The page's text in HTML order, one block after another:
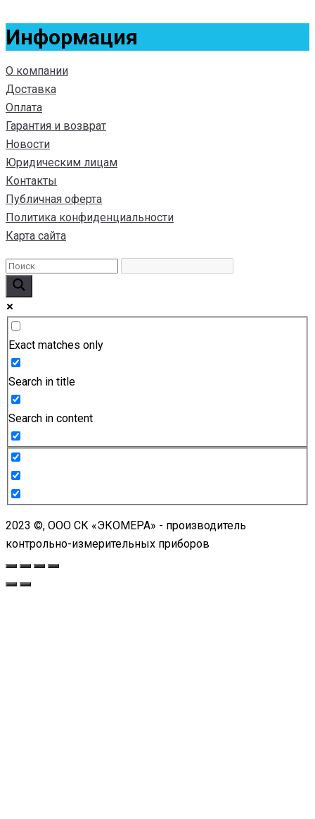
Информация
О компании
Доставка
Оплата
Гарантия и возврат
Новости
Юридическим лицам
Контакты
Публичная оферта
Политика конфиденциальности
Карта сайта
Exact matches only
Search in title
Search in content
2023 ©, ООО СК «ЭКОМЕРА» - производитель
контрольно-измерительных приборов